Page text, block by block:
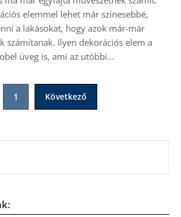
elemmel lehet már színesebbé,
a lakásokat, hogy azok már-már
számítanak. Ilyen dekorációs elem a
üveg is, ami az utóbbi…
1 Következő